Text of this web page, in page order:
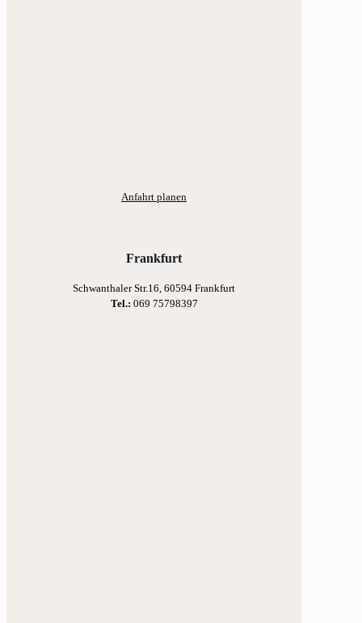
Anfahrt planen
Frankfurt
Schwanthaler Str.16, 60594 Frankfurt
Tel.: 069 75798397